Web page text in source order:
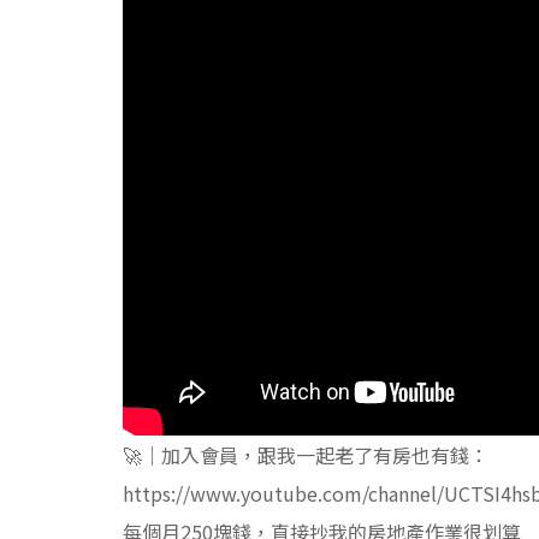
🚀｜加入會員，跟我一起老了有房也有錢：
https://www.youtube.com/channel/
每個月250塊錢，直接抄我的房地產作業很划算